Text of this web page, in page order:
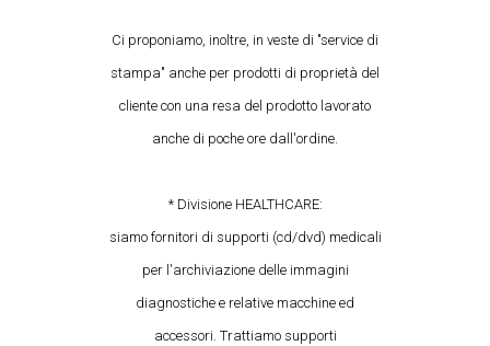
Ci proponiamo, inoltre, in veste di "service di
stampa" anche per prodotti di proprietà del
cliente con una resa del prodotto lavorato
anche di poche ore dall'ordine.
* Divisione HEALTHCARE:
siamo fornitori di supporti (cd/dvd) medicali
per l'archiviazione delle immagini
diagnostiche e relative macchine ed
accessori. Trattiamo supporti